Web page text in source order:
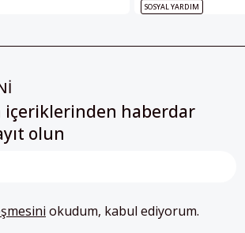
SOSYAL YARDIM
içeriklerinden haberdar
olun
okudum, kabul ediyorum.